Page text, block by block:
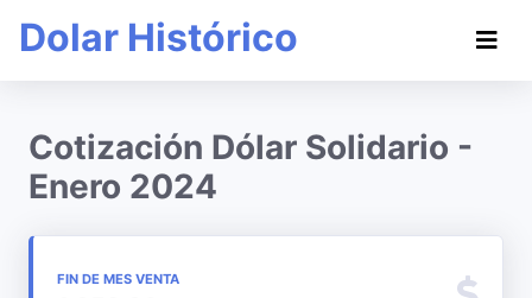
Dolar Histórico
Cotización Dólar Solidario -
Enero 2024
FIN DE MES VENTA